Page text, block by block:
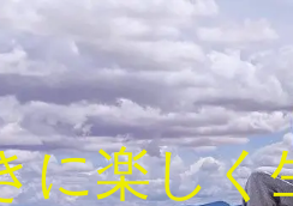
に楽しく